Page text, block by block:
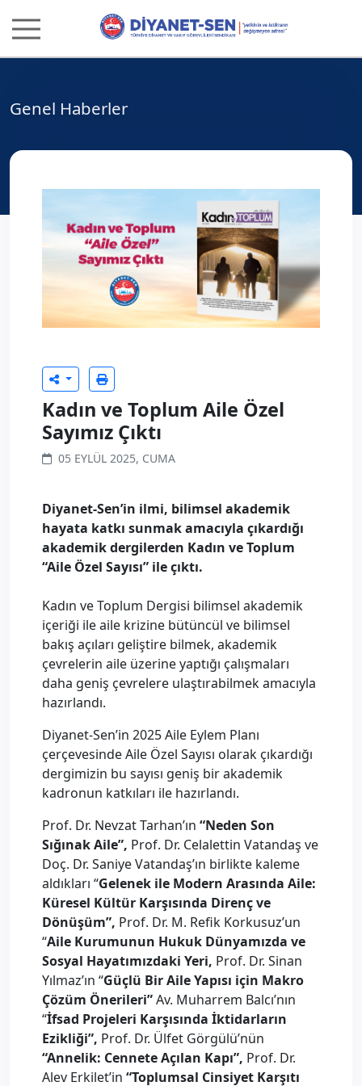
Genel Haberler
Kadın ve Toplum Aile Özel
Sayımız Çıktı
05 EYLÜL 2025, CUMA
Diyanet-Sen’in ilmi, bilimsel akademik
hayata katkı sunmak amacıyla çıkardığı
akademik dergilerden Kadın ve Toplum
“Aile Özel Sayısı” ile çıktı.
Kadın ve Toplum Dergisi bilimsel akademik
içeriği ile aile krizine bütüncül ve bilimsel
bakış açıları geliştire bilmek, akademik
çevrelerin aile üzerine yaptığı çalışmaları
daha geniş çevrelere ulaştırabilmek amacıyla
hazırlandı.
Diyanet-Sen’in 2025 Aile Eylem Planı
çerçevesinde Aile Özel Sayısı olarak çıkardığı
dergimizin bu sayısı geniş bir akademik
kadronun katkıları ile hazırlandı.
Prof. Dr. Nevzat Tarhan’ın “Neden Son
Sığınak Aile”, Prof. Dr. Celalettin Vatandaş ve
Doç. Dr. Saniye Vatandaş’ın birlikte kaleme
aldıkları “Gelenek ile Modern Arasında Aile:
Küresel Kültür Karşısında Direnç ve
Dönüşüm”, Prof. Dr. M. Refik Korkusuz’un
“Aile Kurumunun Hukuk Dünyamızda ve
Sosyal Hayatımızdaki Yeri, Prof. Dr. Sinan
Yılmaz’ın “Güçlü Bir Aile Yapısı için Makro
Çözüm Önerileri”Av. Muharrem Balcı’nın
“İfsad Projeleri Karşısında İktidarların
Ezikliği”, Prof. Dr. Ülfet Görgülü’nün
“Annelik: Cennete Açılan Kapı”, Prof. Dr.
Alev Erkilet’in “Toplumsal Cinsiyet Karşıtı